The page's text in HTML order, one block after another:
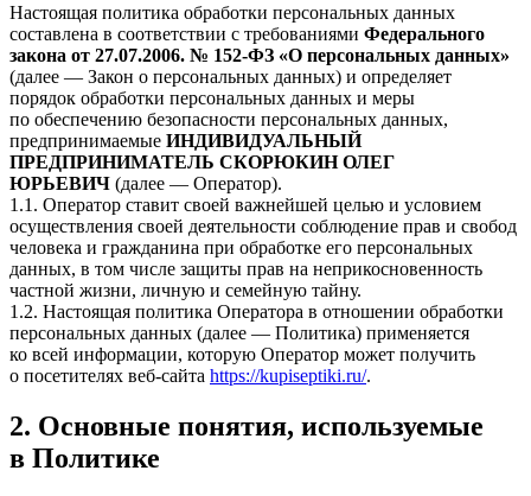
Настоящая политика обработки персональных данных
составлена в соответствии с требованиями Федерального
закона от 27.07.2006. № 152-ФЗ «О персональных данных»
(далее — Закон о персональных данных) и определяет
порядок обработки персональных данных и меры
по обеспечению безопасности персональных данных,
предпринимаемые ИНДИВИДУАЛЬНЫЙ
ПРЕДПРИНИМАТЕЛЬ СКОРЮКИН ОЛЕГ
ЮРЬЕВИЧ (далее — Оператор).
1.1. Оператор ставит своей важнейшей целью и условием
осуществления своей деятельности соблюдение прав и свобод
человека и гражданина при обработке его персональных
данных, в том числе защиты прав на неприкосновенность
частной жизни, личную и семейную тайну.
1.2. Настоящая политика Оператора в отношении обработки
персональных данных (далее — Политика) применяется
ко всей информации, которую Оператор может получить
о посетителях веб-сайта https://kupiseptiki.ru/.
2. Основные понятия, используемые
в Политике